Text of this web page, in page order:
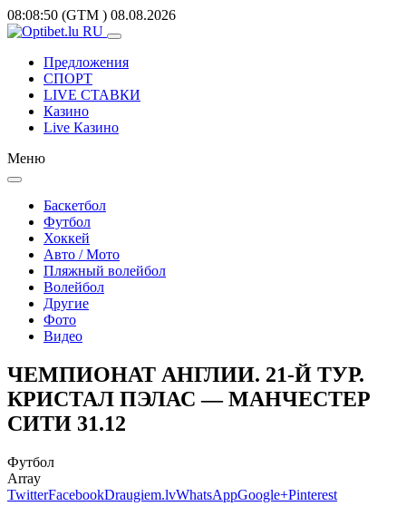
08:08:50 (GTM ) 08.08.2026
Предложения
СПОРТ
LIVE СТАВКИ
Казино
Live Казино
Меню
Баскетбол
Футбол
Хоккей
Авто / Мото
Пляжный волейбол
Волейбол
Другие
Фото
Видео
ЧЕМПИОНАТ АНГЛИИ. 21-Й ТУР.
КРИСТАЛ ПЭЛАС — МАНЧЕСТЕР
СИТИ 31.12
Футбол
Array
TwitterFacebookDraugiem.lvWhatsAppGoogle+Pinterest